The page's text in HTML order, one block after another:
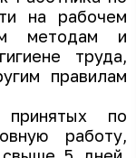
на рабочем
методам и
труда,
правилам
по
работу,